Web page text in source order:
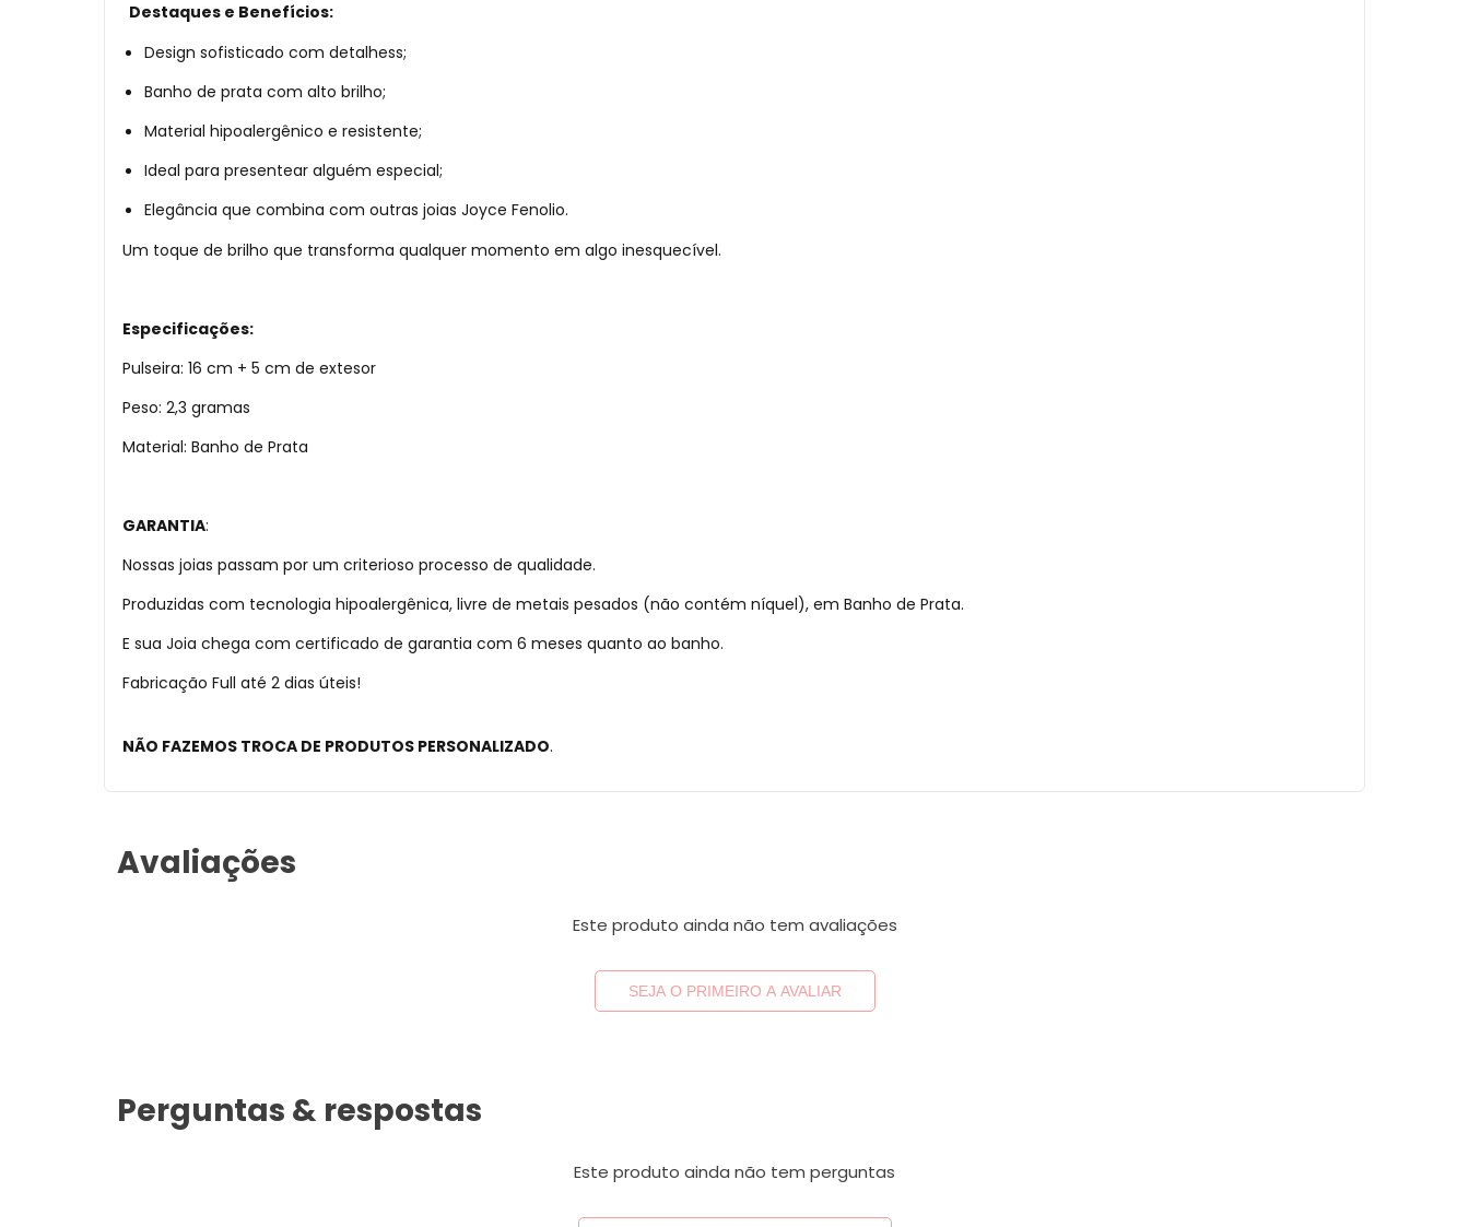
Destaques e Benefícios:
Design sofisticado com detalhess;
Banho de prata com alto brilho;
Material hipoalergênico e resistente;
Ideal para presentear alguém especial;
Elegância que combina com outras joias Joyce Fenolio.
Um toque de brilho que transforma qualquer momento em algo inesquecível.
Especificações:
Pulseira: 16 cm + 5 cm de extesor
Peso: 2,3 gramas
Material: Banho de Prata
GARANTIA:
Nossas joias passam por um criterioso processo de qualidade.
Produzidas com tecnologia hipoalergênica, livre de metais pesados (não contém níquel), em Banho de Prata.
E sua Joia chega com certificado de garantia com 6 meses quanto ao banho.
Fabricação Full até 2 dias úteis!
NÃO FAZEMOS TROCA DE PRODUTOS PERSONALIZADO.
Avaliações
Este produto ainda não tem avaliações
SEJA O PRIMEIRO A AVALIAR
Perguntas & respostas
Este produto ainda não tem perguntas